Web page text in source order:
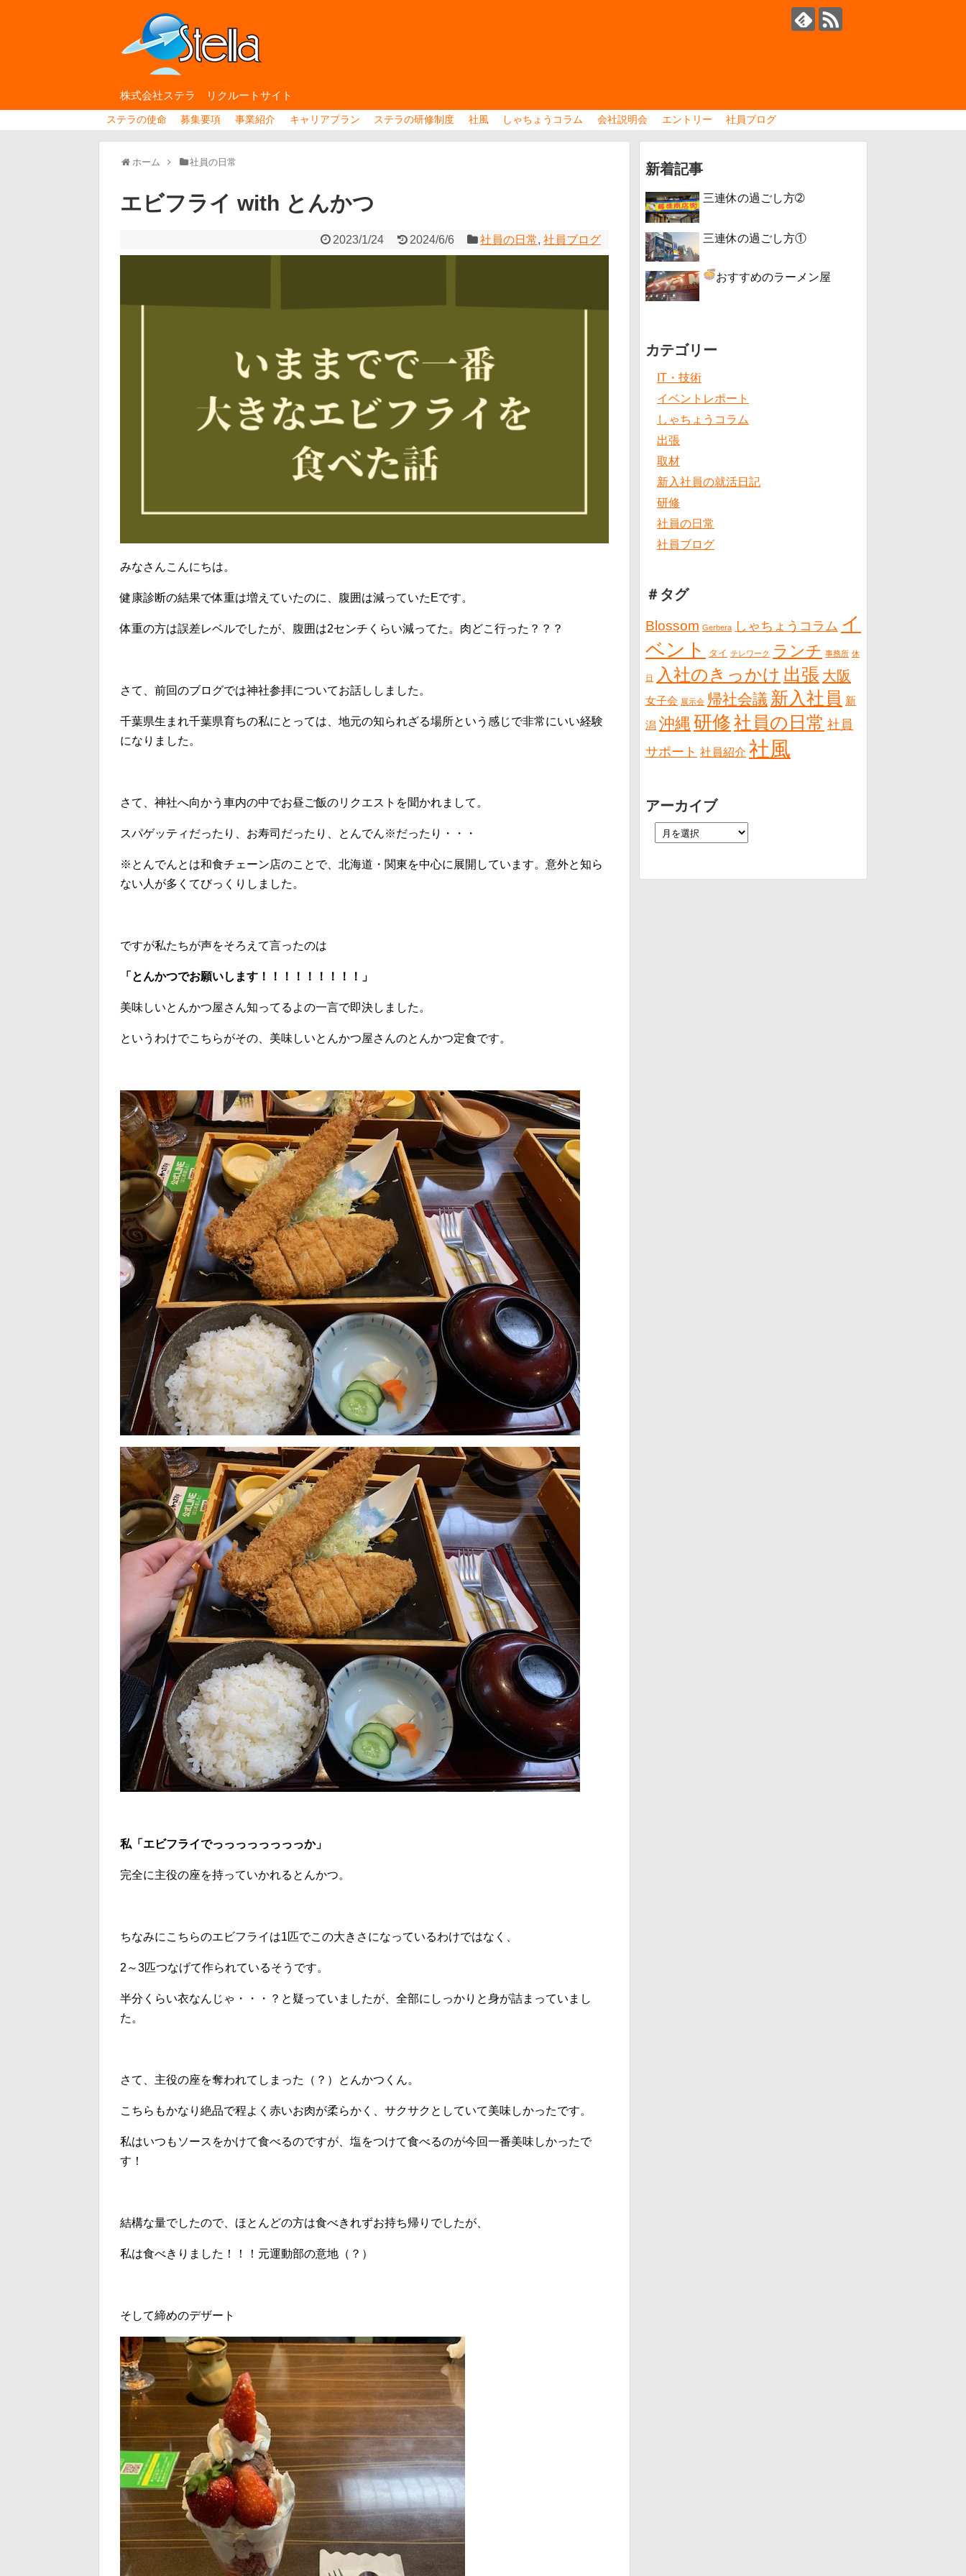
株式会社ステラ リクルートサイト
ステラの使命 募集要項 事業紹介 キャリアプラン ステラの研修制度 社風 しゃちょうコラム 会社説明会 エントリー 社員ブログ
ホーム 社員の日常
エビフライ with とんかつ
2023/1/24 2024/6/6 社員の日常, 社員ブログ
みなさんこんにちは。
健康診断の結果で体重は増えていたのに、腹囲は減っていたEです。
体重の方は誤差レベルでしたが、腹囲は2センチくらい減ってた。肉どこ行った？？？
さて、前回のブログでは神社参拝についてお話ししました。
千葉県生まれ千葉県育ちの私にとっては、地元の知られざる場所という感じで非常にいい経験
になりました。
さて、神社へ向かう車内の中でお昼ご飯のリクエストを聞かれまして。
スパゲッティだったり、お寿司だったり、とんでん※だったり・・・
※とんでんとは和食チェーン店のことで、北海道・関東を中心に展開しています。意外と知ら
ない人が多くてびっくりしました。
ですが私たちが声をそろえて言ったのは
「とんかつでお願いします！！！！！！！！！」
美味しいとんかつ屋さん知ってるよの一言で即決しました。
というわけでこちらがその、美味しいとんかつ屋さんのとんかつ定食です。
私「エビフライでっっっっっっっっか」
完全に主役の座を持っていかれるとんかつ。
ちなみにこちらのエビフライは1匹でこの大きさになっているわけではなく、
2～3匹つなげて作られているそうです。
半分くらい衣なんじゃ・・・？と疑っていましたが、全部にしっかりと身が詰まっていまし
た。
さて、主役の座を奪われてしまった（？）とんかつくん。
こちらもかなり絶品で程よく赤いお肉が柔らかく、サクサクとしていて美味しかったです。
私はいつもソースをかけて食べるのですが、塩をつけて食べるのが今回一番美味しかったで
す！
結構な量でしたので、ほとんどの方は食べきれずお持ち帰りでしたが、
私は食べきりました！！！元運動部の意地（？）
そして締めのデザート
新着記事
三連休の過ごし方➁
三連休の過ごし方①
おすすめのラーメン屋
カテゴリー
IT・技術
イベントレポート
しゃちょうコラム
出張
取材
新入社員の就活日記
研修
社員の日常
社員ブログ
＃タグ
Blossom Gerbera しゃちょうコラム イ
ベント
タイ テレワーク ランチ 事務所 休
日 入社のきっかけ 出張 大阪
女子会 展示会 帰社会議 新入社員 新
潟 沖縄 研修社員の日常 社員
サポート 社員紹介 社風
アーカイブ